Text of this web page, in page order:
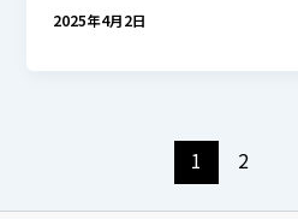
2025年4月2日
1 2